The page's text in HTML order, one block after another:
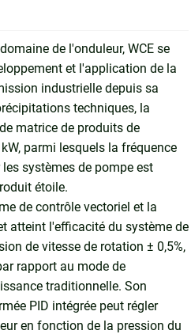
de l'onduleur, WCE se
et l'application de la
industrielle depuis sa
techniques, la
matrice de produits de
parmi lesquels la fréquence
systèmes de pompe est
étoile.
de contrôle vectoriel et la
atteint l'efficacité du système de
de vitesse de rotation ± 0,5%,
rapport au mode de
traditionnelle. Son
PID intégrée peut régler
en fonction de la pression du